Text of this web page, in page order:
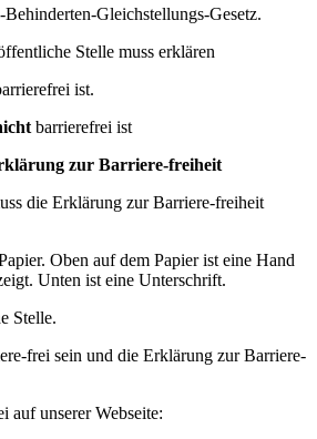
Behinderten-Gleichstellungs-Gesetz.
Stelle muss erklären
ist.
barrierefrei ist
zur Barriere-freiheit
die Erklärung zur Barriere-freiheit
Stelle.
frei sein und die Erklärung zur Barriere-
auf unserer Webseite: